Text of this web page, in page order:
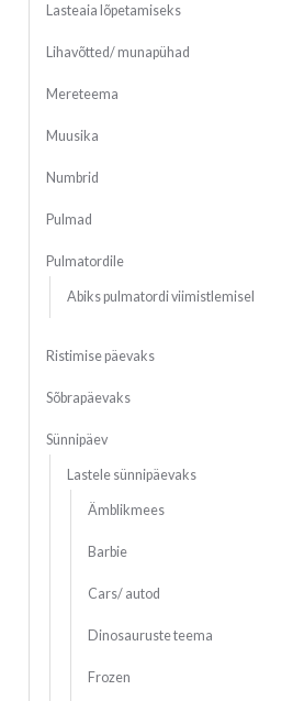
Lasteaia lõpetamiseks
Lihavõtted/ munapühad
Mereteema
Muusika
Numbrid
Pulmad
Pulmatordile
Abiks pulmatordi viimistlemisel
Ristimise päevaks
Sõbrapäevaks
Sünnipäev
Lastele sünnipäevaks
Ämblikmees
Barbie
Cars/ autod
Dinosauruste teema
Frozen